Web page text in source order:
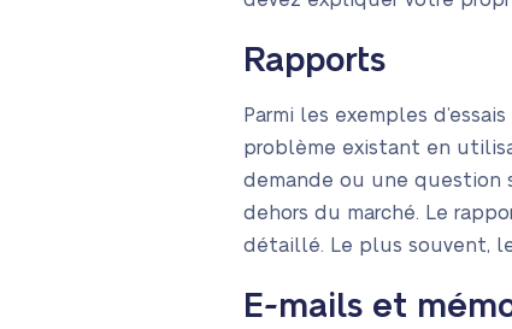
Rapports
Parmi les exemples
problème existant en
demande ou une question
dehors du marché. Le
détaillé. Le plus souvent,
E-mails et